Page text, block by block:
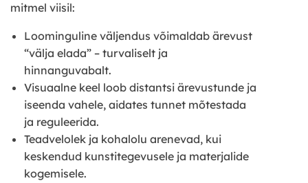
mitmel viisil:
Loominguline väljendus võimaldab ärevust
“välja elada” – turvaliselt ja
hinnanguvabalt.
Visuaalne keel loob distantsi ärevustunde ja
iseenda vahele, aidates tunnet mõtestada
ja reguleerida.
Teadvelolek ja kohalolu arenevad, kui
keskendud kunstitegevusele ja materjalide
kogemisele.